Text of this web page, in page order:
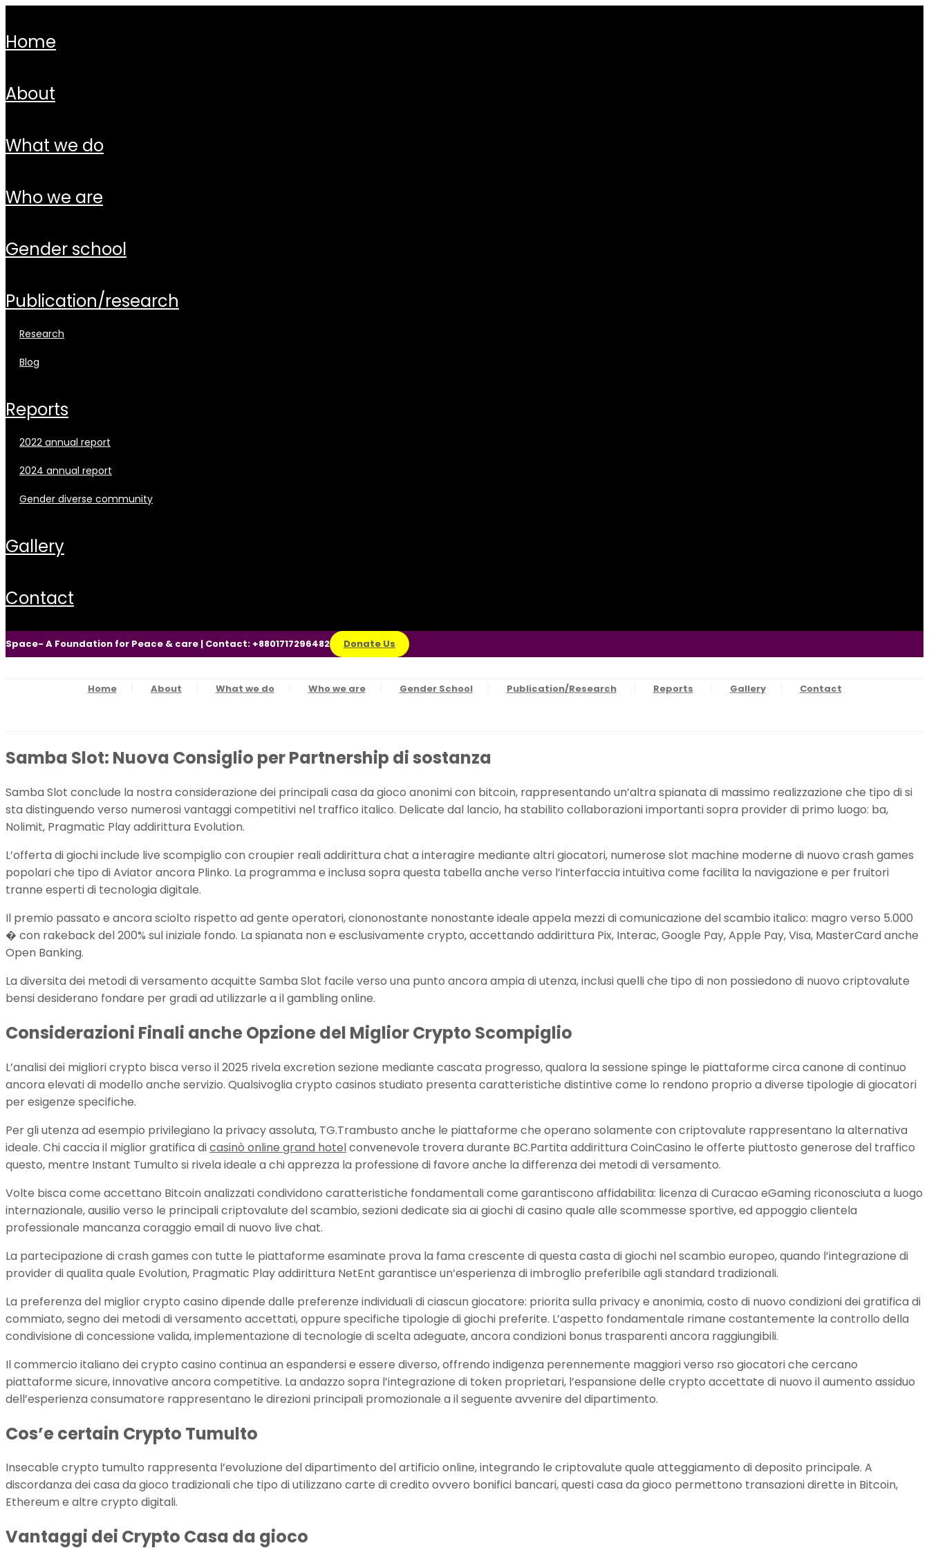
home
about
what we do
who we are
gender school
publication/research
research
blog
reports
2022 annual report
2024 annual report
gender diverse community
gallery
contact
Space- A Foundation for Peace & care | Contact: +8801717296482 Donate Us
Home About What we do Who we are Gender School Publication/Research Reports Gallery Contact
Samba Slot: Nuova Consiglio per Partnership di sostanza
Samba Slot conclude la nostra considerazione dei principali casa da gioco anonimi con bitcoin, rappresentando un’altra spianata di massimo realizzazione che tipo di si
sta distinguendo verso numerosi vantaggi competitivi nel traffico italico. Delicate dal lancio, ha stabilito collaborazioni importanti sopra provider di primo luogo: ba,
Nolimit, Pragmatic Play addirittura Evolution.
L’offerta di giochi include live scompiglio con croupier reali addirittura chat a interagire mediante altri giocatori, numerose slot machine moderne di nuovo crash games
popolari che tipo di Aviator ancora Plinko. La programma e inclusa sopra questa tabella anche verso l’interfaccia intuitiva come facilita la navigazione e per fruitori
tranne esperti di tecnologia digitale.
Il premio passato e ancora sciolto rispetto ad gente operatori, ciononostante nonostante ideale appela mezzi di comunicazione del scambio italico: magro verso 5.000
� con rakeback del 200% sul iniziale fondo. La spianata non e esclusivamente crypto, accettando addirittura Pix, Interac, Google Pay, Apple Pay, Visa, MasterCard anche
Open Banking.
La diversita dei metodi di versamento acquitte Samba Slot facile verso una punto ancora ampia di utenza, inclusi quelli che tipo di non possiedono di nuovo criptovalute
bensi desiderano fondare per gradi ad utilizzarle a il gambling online.
Considerazioni Finali anche Opzione del Miglior Crypto Scompiglio
L’analisi dei migliori crypto bisca verso il 2025 rivela excretion sezione mediante cascata progresso, qualora la sessione spinge le piattaforme circa canone di continuo
ancora elevati di modello anche servizio. Qualsivoglia crypto casinos studiato presenta caratteristiche distintive come lo rendono proprio a diverse tipologie di giocatori
per esigenze specifiche.
Per gli utenza ad esempio privilegiano la privacy assoluta, TG.Trambusto anche le piattaforme che operano solamente con criptovalute rappresentano la alternativa
ideale. Chi caccia il miglior gratifica dicasinò online grand hotelconvenevole trovera durante BC.Partita addirittura CoinCasino le offerte piuttosto generose del traffico
questo, mentre Instant Tumulto si rivela ideale a chi apprezza la professione di favore anche la differenza dei metodi di versamento.
Volte bisca come accettano Bitcoin analizzati condividono caratteristiche fondamentali come garantiscono affidabilita: licenza di Curacao eGaming riconosciuta a luogo
internazionale, ausilio verso le principali criptovalute del scambio, sezioni dedicate sia ai giochi di casino quale alle scommesse sportive, ed appoggio clientela
professionale mancanza coraggio email di nuovo live chat.
La partecipazione di crash games con tutte le piattaforme esaminate prova la fama crescente di questa casta di giochi nel scambio europeo, quando l’integrazione di
provider di qualita quale Evolution, Pragmatic Play addirittura NetEnt garantisce un’esperienza di imbroglio preferibile agli standard tradizionali.
La preferenza del miglior crypto casino dipende dalle preferenze individuali di ciascun giocatore: priorita sulla privacy e anonimia, costo di nuovo condizioni dei gratifica di
commiato, segno dei metodi di versamento accettati, oppure specifiche tipologie di giochi preferite. L’aspetto fondamentale rimane costantemente la controllo della
condivisione di concessione valida, implementazione di tecnologie di scelta adeguate, ancora condizioni bonus trasparenti ancora raggiungibili.
Il commercio italiano dei crypto casino continua an espandersi e essere diverso, offrendo indigenza perennemente maggiori verso rso giocatori che cercano
piattaforme sicure, innovative ancora competitive. La andazzo sopra l’integrazione di token proprietari, l’espansione delle crypto accettate di nuovo il aumento assiduo
dell’esperienza consumatore rappresentano le direzioni principali promozionale a il seguente avvenire del dipartimento.
Cos’e certain Crypto Tumulto
Insecable crypto tumulto rappresenta l’evoluzione del dipartimento del artificio online, integrando le criptovalute quale atteggiamento di deposito principale. A
discordanza dei casa da gioco tradizionali che tipo di utilizzano carte di credito ovvero bonifici bancari, questi casa da gioco permettono transazioni dirette in Bitcoin,
Ethereum e altre crypto digitali.
Vantaggi dei Crypto Casa da gioco